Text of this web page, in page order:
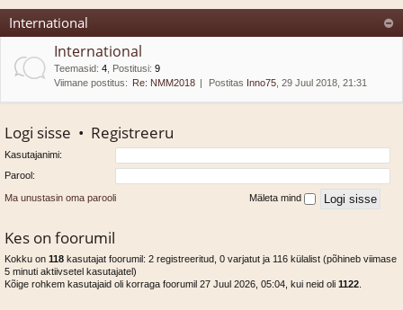
International
International
Teemasid: 4 Postitusi: 9
Viimane postitus: Re: NMM2018 Postitas Inno75 , 29 Juul 2018, 21:31
Logi sisse • Registreeru
Kasutajanimi:
Parool:
Ma unustasin oma parooli Mäleta mind
Kes on foorumil
Kokku on 118 kasutajat foorumil: 2 registreeritud, 0 varjatut ja 116 külalist (põhineb viimase
5 minuti aktiivsetel kasutajatel)
Kõige rohkem kasutajaid oli korraga foorumil 27 Juul 2026, 05:04, kui neid oli 1122